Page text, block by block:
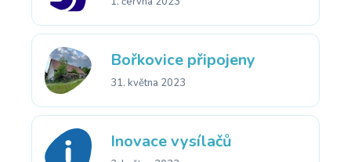
Bořkovice připojeny
31. května 2023
Inovace vysílačů